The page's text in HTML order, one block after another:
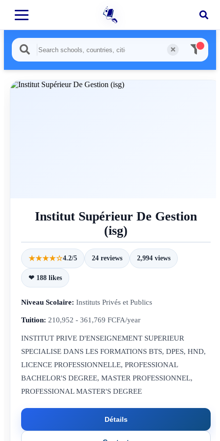
Institut Supérieur De Gestion
(isg)
★★★★☆4.2/5 24 reviews 2,994 views
❤ 188 likes
Niveau Scolaire: Instituts Privés et Publics
Tuition: 210,952 - 361,769 FCFA/year
INSTITUT PRIVE D'ENSEIGNEMENT SUPERIEUR
SPECIALISE DANS LES FORMATIONS BTS, DPES, HND,
LICENCE PROFESSIONNELLE, PROFESSIONAL
BACHELOR'S DEGREE, MASTER PROFESSIONNEL,
PROFESSIONAL MASTER'S DEGREE
Détails